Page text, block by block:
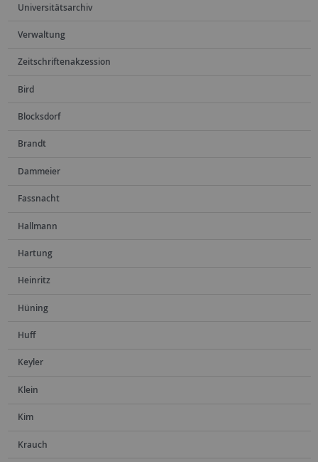
Universitätsarchiv
Verwaltung
Zeitschriftenakzession
Bird
Blocksdorf
Brandt
Dammeier
Fassnacht
Hallmann
Hartung
Heinritz
Hüning
Huff
Keyler
Klein
Kim
Krauch